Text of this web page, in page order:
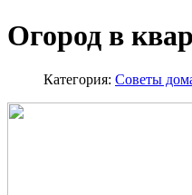
Огород в
Категория: Советы